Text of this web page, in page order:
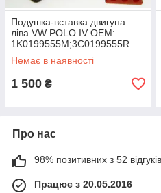
Подушка-вставка двигуна
ліва VW POLO IV OEM:
1K0199555M;3C0199555R
Немає в наявності
1 500 ₴
Про нас
98% позитивних з 52
Працює з 20.05.2016